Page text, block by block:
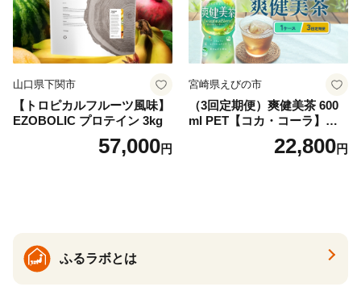
山口県下関市
【トロピカルフルーツ風味】
EZOBOLIC プロテイン 3kg
57,000円
宮崎県えびの市
（3回定期便）爽健美茶 600
ml PET【コカ・コーラ】ペ
ットボトル 1ケース(24本) 定
期便 3回(72本) セット お茶
22,800円
ふるラボとは